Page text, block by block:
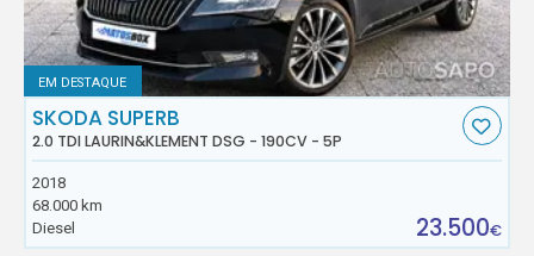
EM DESTAQUE
SKODA SUPERB
2.0 TDI LAURIN&KLEMENT DSG - 190CV - 5P
2018
68.000 km
Diesel
23.500€